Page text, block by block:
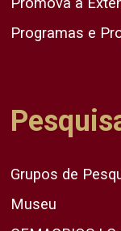
Programas e
Grupos de
Museu